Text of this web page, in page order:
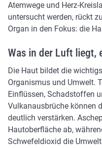
Atemwege und Herz-
untersucht werden, rückt
Organ in den Fokus: die
Was in der Luft liegt,
Die Haut bildet die
Organismus und Umwelt.
Einflüssen, Schadstoffen
Vulkanausbrüche können
deutlich verstärken.
Hautoberfläche ab,
Schwefeldioxid die